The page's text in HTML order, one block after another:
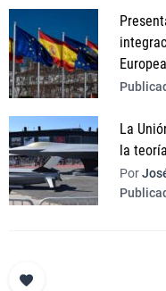
La
la
Por